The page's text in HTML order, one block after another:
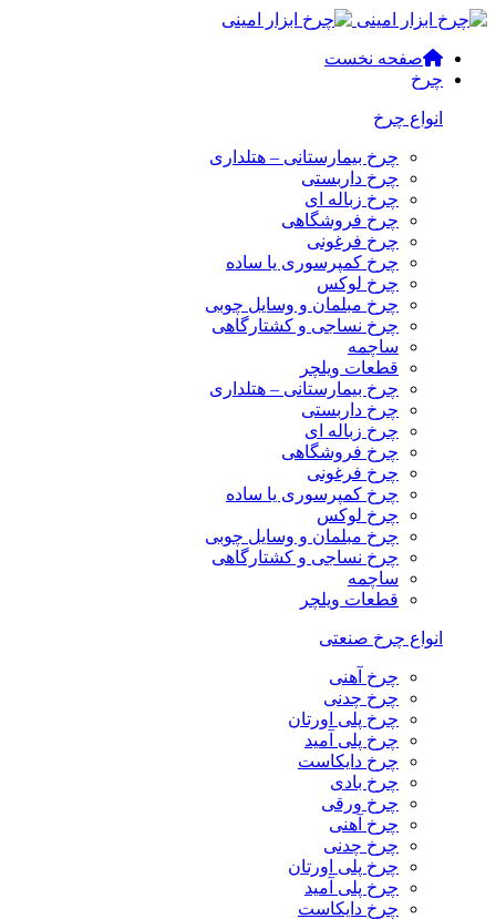
صفحه نخست
چرخ
انواع چرخ
چرخ بیمارستانی – هتلداری
چرخ داربستی
چرخ زباله ای
چرخ فروشگاهی
چرخ فرغونی
چرخ کمپرسوری یا ساده
چرخ لوکس
چرخ مبلمان و وسایل چوبی
چرخ نساجی و کشتارگاهی
ساچمه
قطعات ویلچر
چرخ بیمارستانی – هتلداری
چرخ داربستی
چرخ زباله ای
چرخ فروشگاهی
چرخ فرغونی
چرخ کمپرسوری یا ساده
چرخ لوکس
چرخ مبلمان و وسایل چوبی
چرخ نساجی و کشتارگاهی
ساچمه
قطعات ویلچر
انواع چرخ صنعتی
چرخ آهنی
چرخ چدنی
چرخ پلی اورتان
چرخ پلی آمید
چرخ دایکاست
چرخ بادی
چرخ ورقی
چرخ آهنی
چرخ چدنی
چرخ پلی اورتان
چرخ پلی آمید
چرخ دایکاست